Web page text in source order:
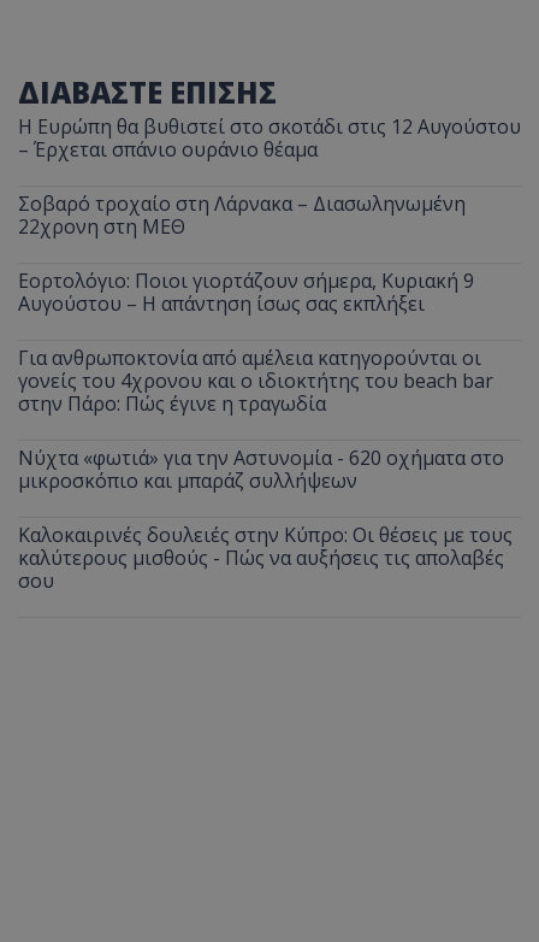
ΔΙΑΒΑΣΤΕ ΕΠΙΣΗΣ
Η Ευρώπη θα βυθιστεί στο σκοτάδι στις 12 Αυγούστου
– Έρχεται σπάνιο ουράνιο θέαμα
Σοβαρό τροχαίο στη Λάρνακα – Διασωληνωμένη
22χρονη στη ΜΕΘ
Εορτολόγιο: Ποιοι γιορτάζουν σήμερα, Κυριακή 9
Αυγούστου – Η απάντηση ίσως σας εκπλήξει
Για ανθρωποκτονία από αμέλεια κατηγορούνται οι
γονείς του 4χρονου και ο ιδιοκτήτης του beach bar
στην Πάρο: Πώς έγινε η τραγωδία
Νύχτα «φωτιά» για την Αστυνομία - 620 οχήματα στο
μικροσκόπιο και μπαράζ συλλήψεων
Καλοκαιρινές δουλειές στην Κύπρο: Οι θέσεις με τους
καλύτερους μισθούς - Πώς να αυξήσεις τις απολαβές
σου